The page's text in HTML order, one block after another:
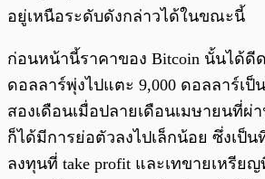
อยู่เหนือระดับดังกล่าวได้ในขณะนี้
ก่อนหน้านี้ราคาของ Bitcoin นั้นได้ดี
ดอลลาร์พุ่งไปแตะ 9,000 ดอลลาร์เป็
สองเดือนเมื่อปลายเดือนเมษายนที่ผ่
ก็ได้มีการย่อตัวลงไปเล็กน้อย ซึ่งเป็
ลงทุนที่ take profit และเทขายเหรีย